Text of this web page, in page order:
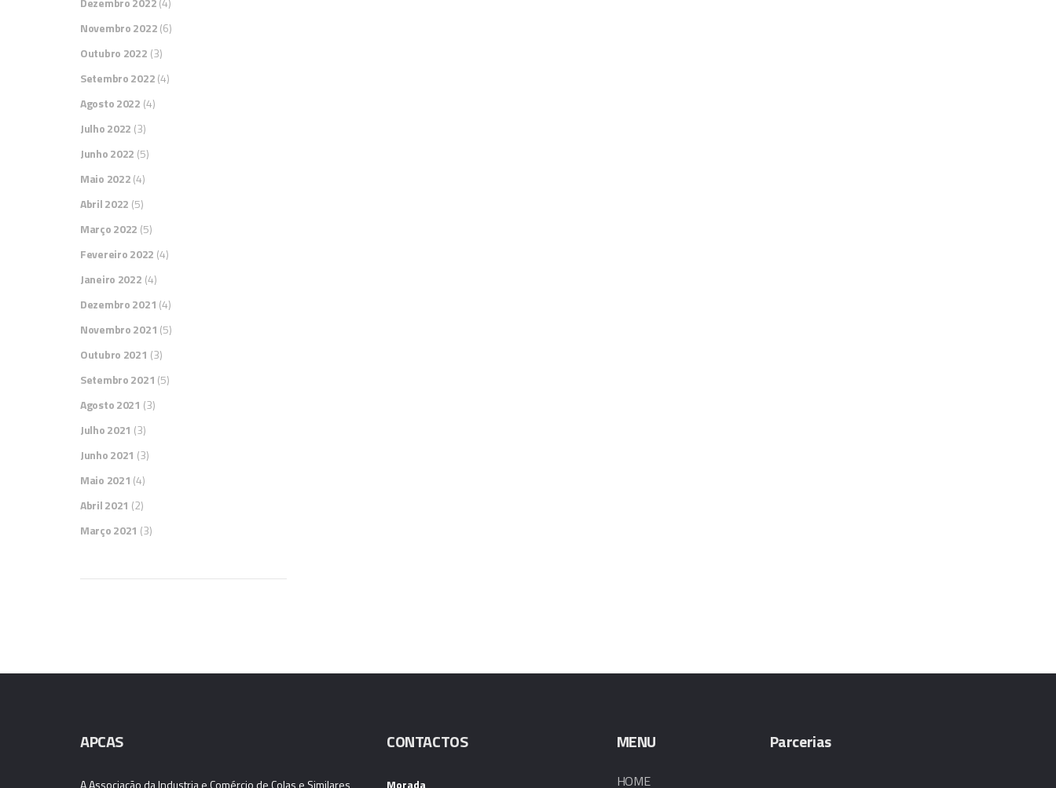
Novembro 2022(6)
Outubro 2022 (3)
Setembro 2022(4)
Agosto 2022 (4)
Julho 2022 (3)
Junho 2022 (5)
Maio 2022(4)
Abril 2022 (5)
Março 2022 (5)
Fevereiro 2022 (4)
Janeiro 2022 (4)
Dezembro 2021 (4)
Novembro 2021 (5)
Outubro 2021 (3)
Setembro 2021 (5)
Agosto 2021 (3)
Julho 2021 (3)
Junho 2021 (3)
Maio 2021 (4)
Abril 2021 (2)
Março 2021 (3)
APCAS
A Associação da Industria e Comércio de Colas e Similares
CONTACTOS
Morada
MENU
HOME
Parcerias